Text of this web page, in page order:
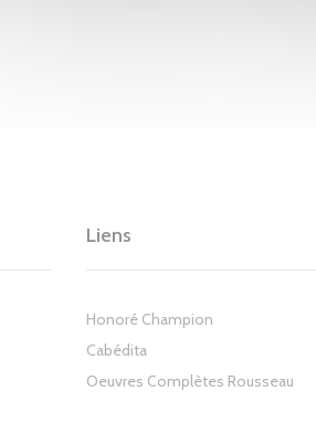
Liens
Honoré Champion
Cabédita
Oeuvres Complètes Rousseau